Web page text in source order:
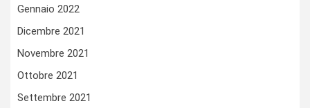
Gennaio 2022
Dicembre 2021
Novembre 2021
Ottobre 2021
Settembre 2021